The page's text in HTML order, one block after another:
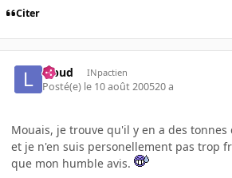
Citer
lebud INpactien
Posté(e) le 10 août 200520 a
Mouais, je trouve qu'il y en a des tonnes
et je n'en suis personellement pas trop
que mon humble avis.